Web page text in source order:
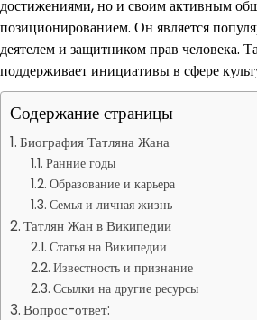
достижениями, но и своим активным
позиционированием. Он является
деятелем и защитником прав человека.
поддерживает инициативы в сфере
Содержание страницы
Биография Татляна Жана
Ранние годы
Образование и карьера
Семья и личная жизнь
Татлян Жан в Википедии
Статья на Википедии
Известность и признание
Ссылки на другие ресурсы
Вопрос-ответ: